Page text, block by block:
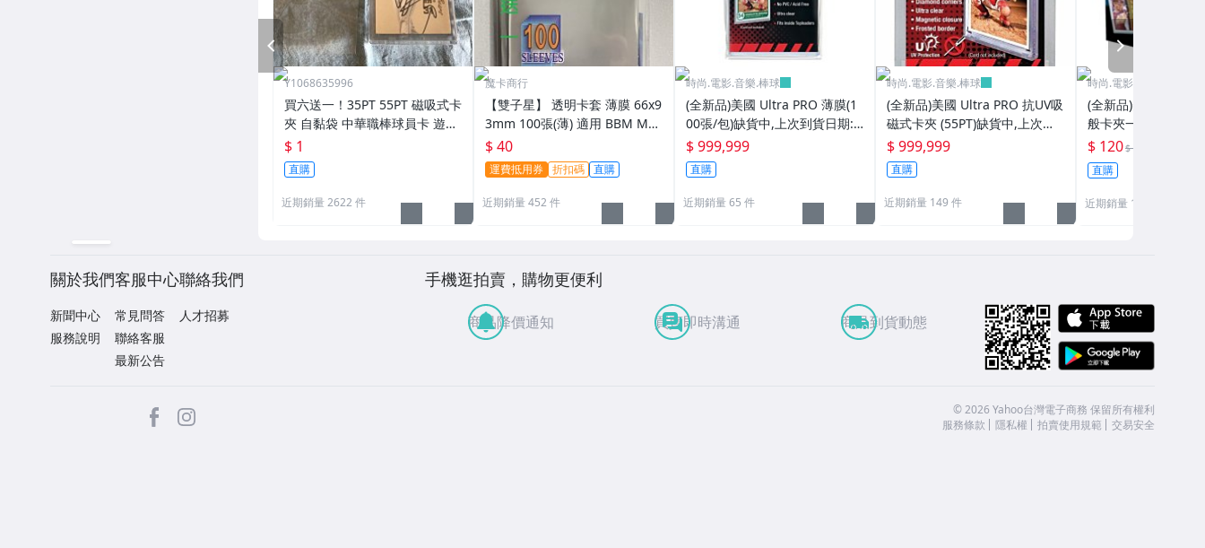
Y1068635996
買六送一！35PT 55PT 磁吸式卡
夾 自黏袋 中華職棒球員卡 遊戲
王 寶可夢PTCG 漫威 ultra pro
可用
$ 1
直購
近期銷量 2622 件
魔卡商行
【雙子星】 透明卡套 薄膜 66x9
3mm 100張(薄) 適用 BBM MLB
Topps CPBL 球員卡
$ 40
運費抵用券 折扣碼 直購
近期銷量 452 件
時尚.電影.音樂.棒球
(全新品)美國 Ultra PRO 薄膜(1
00張/包)缺貨中,上次到貨日期:2
025/6/26
$ 999,999
直購
近期銷量 65 件
時尚.電影.音樂.棒球
(全新品)美國 Ultra PRO 抗UV吸
磁式卡夾 (55PT)缺貨中,上次到
貨日期:2024/6/13已再到貨
$ 999,999
直購
近期銷量 149 件
時尚.電影.音樂.棒球
(全新品)美國 Ultra
般卡夾一包(25個/包
再到貨
$ 120$ 150
直購
近期銷量 119 件
PREV
關於我們
新聞中心
服務說明
客服中心
常見問答
聯絡客服
最新公告
聯絡我們
人才招募
手機逛拍賣，購物更便利
商品降價通知 買賣即時溝通 商品到貨動態
facebook ©2026 Yahoo台灣電子商務 保留所有權利
服務條款
隱私權 拍賣使用規範 交易安全